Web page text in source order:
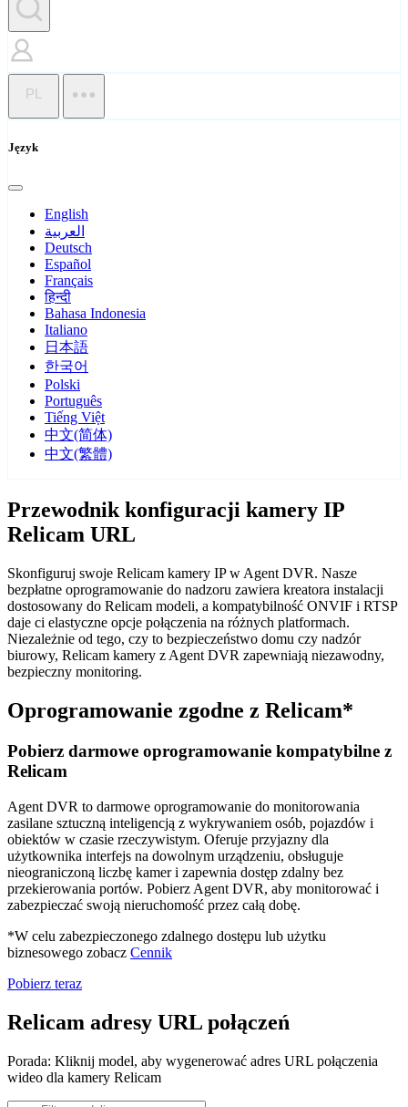
PL
Język
English
العربية
Deutsch
Español
Français
हिन्दी
Bahasa Indonesia
Italiano
日本語
한국어
Polski
Português
Tiếng Việt
中文(简体)
中文(繁體)
Przewodnik konfiguracji kamery IP
Relicam URL
Skonfiguruj swoje Relicam kamery IP w Agent DVR. Nasze
bezpłatne oprogramowanie do nadzoru zawiera kreatora instalacji
dostosowany do Relicam modeli, a kompatybilność ONVIF i RTSP
daje ci elastyczne opcje połączenia na różnych platformach.
Niezależnie od tego, czy to bezpieczeństwo domu czy nadzór
biurowy, Relicam kamery z Agent DVR zapewniają niezawodny,
bezpieczny monitoring.
Oprogramowanie zgodne z Relicam*
Pobierz darmowe oprogramowanie kompatybilne z
Relicam
Agent DVR to darmowe oprogramowanie do monitorowania
zasilane sztuczną inteligencją z wykrywaniem osób, pojazdów i
obiektów w czasie rzeczywistym. Oferuje przyjazny dla
użytkownika interfejs na dowolnym urządzeniu, obsługuje
nieograniczoną liczbę kamer i zapewnia dostęp zdalny bez
przekierowania portów. Pobierz Agent DVR, aby monitorować i
zabezpieczać swoją nieruchomość przez całą dobę.
*W celu zabezpieczonego zdalnego dostępu lub użytku
biznesowego zobacz Cennik
Pobierz teraz
Relicam adresy URL połączeń
Porada: Kliknij model, aby wygenerować adres URL połączenia
wideo dla kamery Relicam